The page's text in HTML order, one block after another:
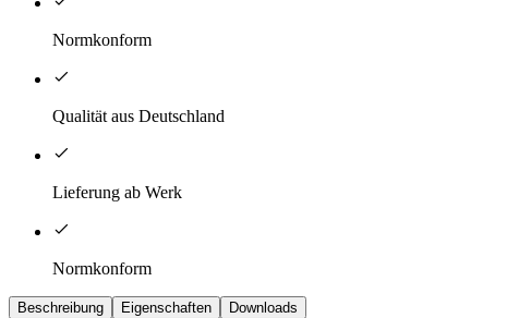
Normkonform
Qualität aus Deutschland
Lieferung ab Werk
Normkonform
Beschreibung Eigenschaften Downloads